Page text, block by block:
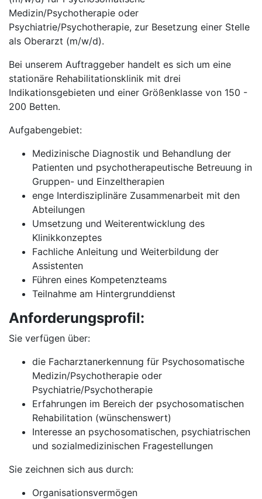
Medizin/Psychotherapie oder
Psychiatrie/Psychotherapie, zur Besetzung einer Stelle
als Oberarzt (m/w/d).
Bei unserem Auftraggeber handelt es sich um eine
stationäre Rehabilitationsklinik mit drei
Indikationsgebieten und einer Größenklasse von 150 -
200 Betten.
Aufgabengebiet:
Medizinische Diagnostik und Behandlung der
Patienten und psychotherapeutische Betreuung in
Gruppen- und Einzeltherapien
enge Interdisziplinäre Zusammenarbeit mit den
Abteilungen
Umsetzung und Weiterentwicklung des
Klinikkonzeptes
Fachliche Anleitung und Weiterbildung der
Assistenten
Führen eines Kompetenzteams
Teilnahme am Hintergrunddienst
Anforderungsprofil:
Sie verfügen über:
die Facharztanerkennung für Psychosomatische
Medizin/Psychotherapie oder
Psychiatrie/Psychotherapie
Erfahrungen im Bereich der psychosomatischen
Rehabilitation (wünschenswert)
Interesse an psychosomatischen, psychiatrischen
und sozialmedizinischen Fragestellungen
Sie zeichnen sich aus durch:
Organisationsvermögen